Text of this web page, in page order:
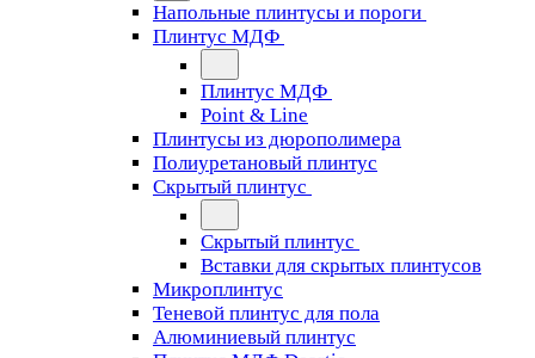
Напольные плинтусы и пороги
Плинтус МДФ
Плинтус МДФ
Point & Line
Плинтусы из дюрополимера
Полиуретановый плинтус
Скрытый плинтус
Скрытый плинтус
Вставки для скрытых плинтусов
Микроплинтус
Теневой плинтус для пола
Алюминиевый плинтус